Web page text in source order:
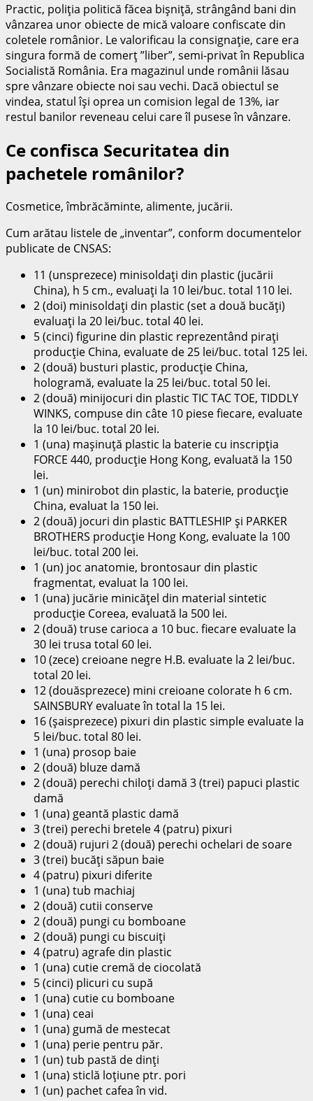
Practic, poliţia politică făcea bişniţă, strângând bani din
vânzarea unor obiecte de mică valoare confiscate din
coletele românior. Le valorificau la consignaţie, care era
singura formă de comerţ ”liber”, semi-privat în Republica
Socialistă România. Era magazinul unde românii lăsau
spre vânzare obiecte noi sau vechi. Dacă obiectul se
vindea, statul îşi oprea un comision legal de 13%, iar
restul banilor reveneau celui care îl pusese în vânzare.
Ce confisca Securitatea din
pachetele românilor?
Cosmetice, îmbrăcăminte, alimente, jucării.
Cum arătau listele de „inventar”, conform documentelor
publicate de CNSAS:
11 (unsprezece) minisoldaţi din plastic (jucării
China), h 5 cm., evaluaţi la 10 lei/buc. total 110 lei.
2 (doi) minisoldaţi din plastic (set a două bucăţi)
evaluaţi la 20 lei/buc. total 40 lei.
5 (cinci) figurine din plastic reprezentând piraţi
producţie China, evaluate de 25 lei/buc. total 125 lei.
2 (două) busturi plastic, producţie China,
hologramă, evaluate la 25 lei/buc. total 50 lei.
2 (două) minijocuri din plastic TIC TAC TOE, TIDDLY
WINKS, compuse din câte 10 piese fiecare, evaluate
la 10 lei/buc. total 20 lei.
1 (una) maşinuţă plastic la baterie cu inscripţia
FORCE 440, producţie Hong Kong, evaluată la 150
lei.
1 (un) minirobot din plastic, la baterie, producţie
China, evaluat la 150 lei.
2 (două) jocuri din plastic BATTLESHIP şi PARKER
BROTHERS producţie Hong Kong, evaluate la 100
lei/buc. total 200 lei.
1 (un) joc anatomie, brontosaur din plastic
fragmentat, evaluat la 100 lei.
1 (una) jucărie minicăţel din material sintetic
producţie Coreea, evaluată la 500 lei.
2 (două) truse carioca a 10 buc. fiecare evaluate la
30 lei trusa total 60 lei.
10 (zece) creioane negre H.B. evaluate la 2 lei/buc.
total 20 lei.
12 (douăsprezece) mini creioane colorate h 6 cm.
SAINSBURY evaluate în total la 15 lei.
16 (şaisprezece) pixuri din plastic simple evaluate la
5 lei/buc. total 80 lei.
1 (una) prosop baie
2 (două) bluze damă
2 (două) perechi chiloţi damă 3 (trei) papuci plastic
damă
1 (una) geantă plastic damă
3 (trei) perechi bretele 4 (patru) pixuri
2 (două) rujuri 2 (două) perechi ochelari de soare
3 (trei) bucăţi săpun baie
4 (patru) pixuri diferite
1 (una) tub machiaj
2 (două) cutii conserve
2 (două) pungi cu bomboane
2 (două) pungi cu biscuiţi
4 (patru) agrafe din plastic
1 (una) cutie cremă de ciocolată
5 (cinci) plicuri cu supă
1 (una) cutie cu bomboane
1 (una) ceai
1 (una) gumă de mestecat
1 (una) perie pentru păr.
1 (un) tub pastă de dinţi
1 (una) sticlă loţiune ptr. pori
1 (un) pachet cafea în vid.